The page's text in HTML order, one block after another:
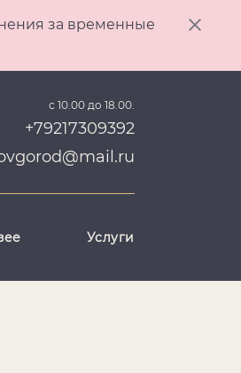
за временные
с 10.00 до 18.00.
+79217309392
Услуги